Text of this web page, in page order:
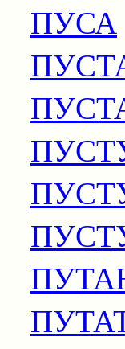
ПУСА